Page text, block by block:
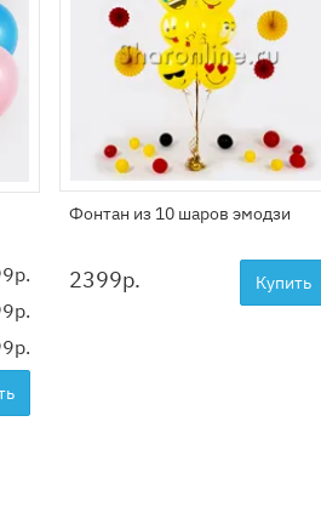
Фонтан из 10 шаров эмодзи
2399р. Купить